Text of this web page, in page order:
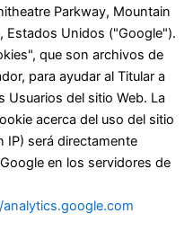
Parkway, Mountain
Estados Unidos ("Google").
que son archivos de
para ayudar al Titular a
Usuarios del sitio Web. La
acerca del uso del sitio
IP) será directamente
en los servidores de